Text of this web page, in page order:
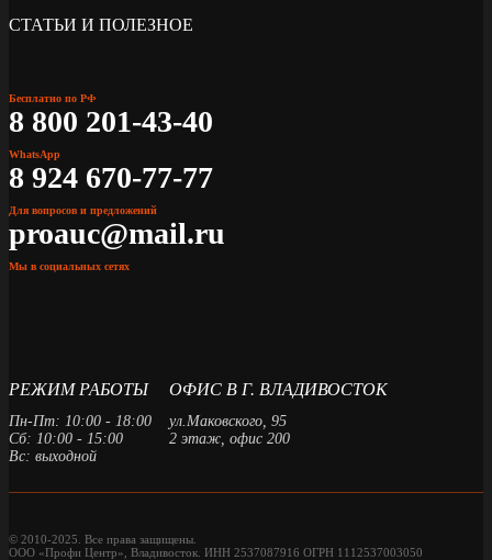
СТАТЬИ И ПОЛЕЗНОЕ
Бесплатно по РФ
8 800 201-43-40
WhatsApp
8 924 670-77-77
Для вопросов и предложений
proauc@mail.ru
Мы в социальных сетях
РЕЖИМ РАБОТЫ
Пн-Пт: 10:00 - 18:00
Сб: 10:00 - 15:00
Вс: выходной
ОФИС В Г. ВЛАДИВОСТОК
ул.Маковского, 95
2 этаж, офис 200
© 2010-2025. Все права защищены.
ООО «Профи Центр», Владивосток. ИНН 2537087916 ОГРН 1112537003050